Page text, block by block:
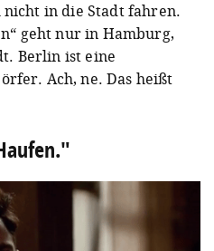
in die Stadt fahren.
geht nur in Hamburg,
Berlin ist eine
Ach, ne. Das heißt